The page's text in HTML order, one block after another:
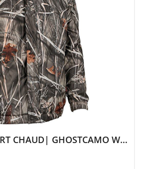
COUPE VENT RENFORT CHAUD| GHOSTCAMO WET & COLORS